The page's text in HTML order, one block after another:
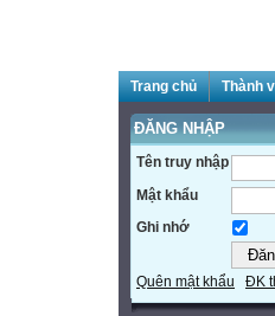
Trang chủ Thành
ĐĂNG NHẬP
Tên truy nhập
Mật khẩu
Ghi nhớ
Quên mật khẩu ĐK